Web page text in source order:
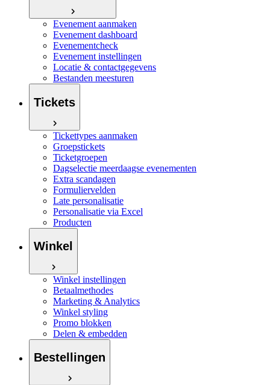
Evenement aanmaken
Evenement dashboard
Evenementcheck
Evenement instellingen
Locatie & contactgegevens
Bestanden meesturen
Tickets
Tickettypes aanmaken
Groepstickets
Ticketgroepen
Dagselectie meerdaagse evenementen
Extra scandagen
Formuliervelden
Late personalisatie
Personalisatie via Excel
Producten
Winkel
Winkel instellingen
Betaalmethodes
Marketing & Analytics
Winkel styling
Promo blokken
Delen & embedden
Bestellingen